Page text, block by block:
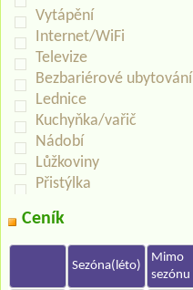
Vytápění
Internet/WiFi
Televize
Bezbariérové ubytování
Lednice
Kuchyňka/vařič
Nádobí
Lůžkoviny
Přistýlka
Ceník
Sezóna(léto)
Mimo
sezónu